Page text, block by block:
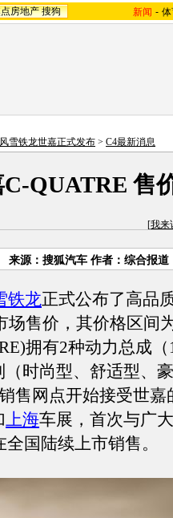
房地产 搜狗 新闻 -
雪铁龙世嘉正式发布 > C4最新消息
QUATRE 售
[我来
来源：搜狐汽车 作者：综合报道
铁龙正式公布了高
场售价，其价格区间
拥有2种动力总成
时尚型、舒适型、
售网点开始接受世嘉
上海车展，首次与广
国陆续上市销售。